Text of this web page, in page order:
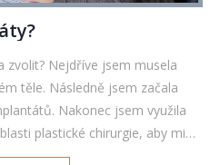
zvolit? Nejdříve jsem musela
těle. Následně jsem začala
Nakonec jsem využila
plastické chirurgie, aby mi
je téma, které budu v tomto